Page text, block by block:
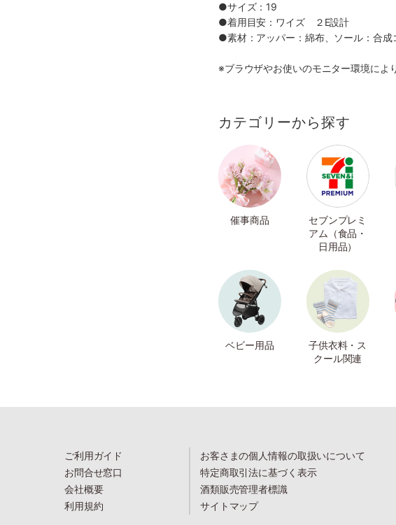
●サイズ：19
●着用目安：ワイズ ２E設計
●素材：アッパー：綿布、ソール：合成
※ブラウザやお使いのモニター環境によ
カテゴリーから探す
催事商品
セブンプレミ
アム（食品・
日用品）
ベビー用品
子供衣料・ス
クール関連
ご利用ガイド
お問合せ窓口
会社概要
利用規約
お客さまの個人情報の取扱いについて
特定商取引法に基づく表示
酒類販売管理者標識
サイトマップ